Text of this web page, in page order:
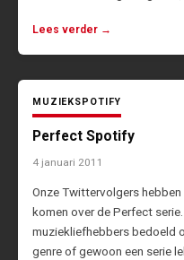
Lees verder →
MUZIEKSPOTIFY
Perfect Spotify
4 januari 2011
Onze Twittervolgers
komen over de Perfect
muziekliefhebbers bedoeld
genre of gewoon een serie